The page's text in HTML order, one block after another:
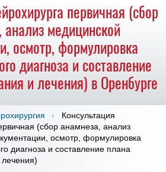
первичная (сбор
анализ медицинской
осмотр, формулировка
диагноза и составление
и лечения) в Оренбурге
Консультация
(сбор анамнеза, анализ
осмотр, формулировка
диагноза и составление плана